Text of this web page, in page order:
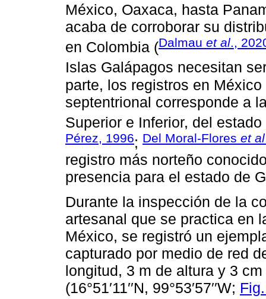
México, Oaxaca, hasta
acaba de corroborar su
en Colombia (Dalmau et al.,
Islas Galápagos necesitan
parte, los registros en
septentrional corresponde a
Superior e Inferior, del
Pérez, 1996; Del Moral-Flores et al
registro más norteño
presencia para el estado de
Durante la inspección de la
artesanal que se practica en
México, se registró un
capturado por medio de red
longitud, 3 m de altura y 3
(16°51′11′′N, 99°53′57′′W;